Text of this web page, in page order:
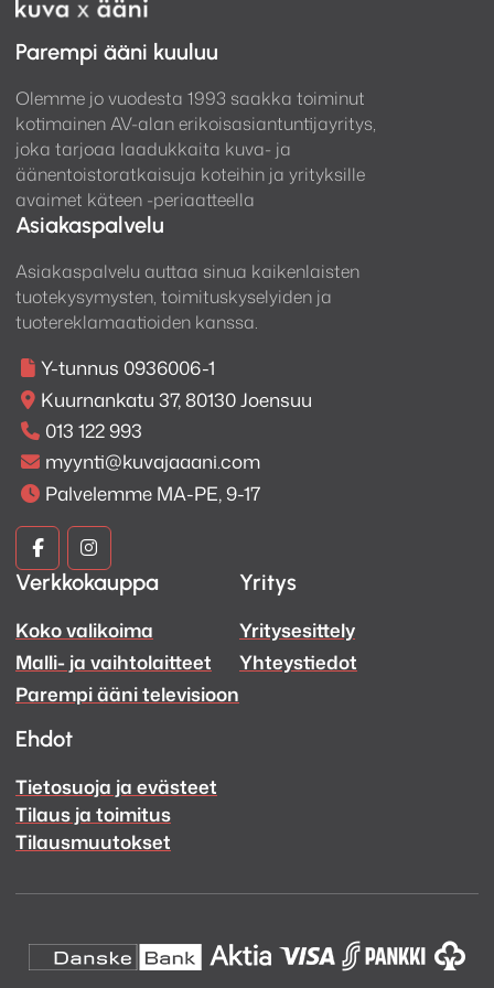
Parempi ääni kuuluu
Olemme jo vuodesta 1993 saakka toiminut
kotimainen AV-alan erikoisasiantuntijayritys,
joka tarjoaa laadukkaita kuva- ja
äänentoistoratkaisuja koteihin ja yrityksille
avaimet käteen -periaatteella
Asiakaspalvelu
Asiakaspalvelu auttaa sinua kaikenlaisten
tuotekysymysten, toimituskyselyiden ja
tuotereklamaatioiden kanssa.
Y-tunnus 0936006-1
Kuurnankatu 37, 80130 Joensuu
013 122 993
myynti@kuvajaaani.com
Palvelemme MA-PE, 9-17
Kuva
ja
Ääni
Facebook
Kuva
ja
Ääni
Instagram
Verkkokauppa
Koko valikoima
Malli- ja vaihtolaitteet
Parempi ääni televisioon
Yritys
Yritysesittely
Yhteystiedot
Ehdot
Tietosuoja ja evästeet
Tilaus ja toimitus
Tilausmuutokset